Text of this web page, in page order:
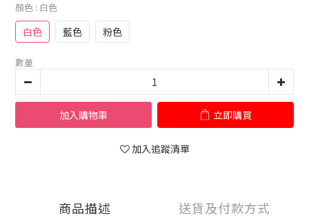
顏色 : 白色
白色 藍色 粉色
數量
加入購物車 立即購買
加入追蹤清單
商品描述 送貨及付款方式